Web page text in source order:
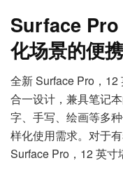
Surface Pro
化场景的便
全新 Surface Pro，12
合一设计，兼具笔记
字、手写、绘画等多
样化使用需求。对于
Surface Pro，12 英寸